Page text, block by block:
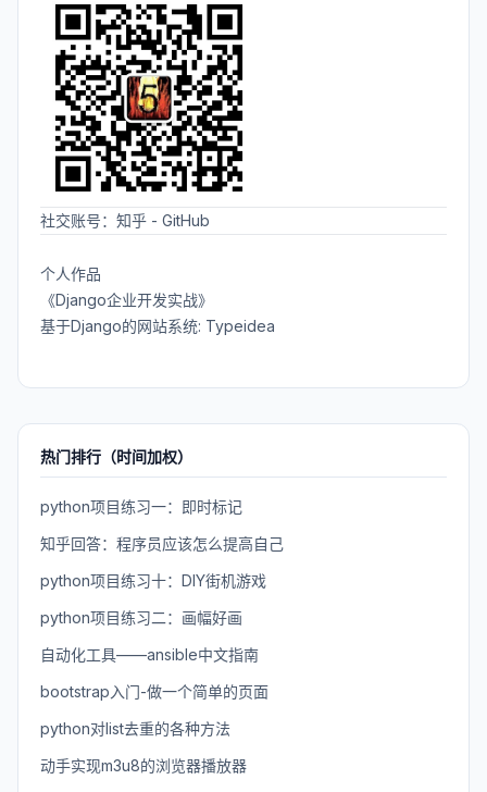
社交账号： 知乎 - GitHub
个人作品
《Django企业开发实战》
基于Django的网站系统: Typeidea
热门排行（时间加权）
python项目练习一：即时标记
知乎回答：程序员应该怎么提高自己
python项目练习十：DIY街机游戏
python项目练习二：画幅好画
自动化工具——ansible中文指南
bootstrap入门-做一个简单的页面
python对list去重的各种方法
动手实现m3u8的浏览器播放器